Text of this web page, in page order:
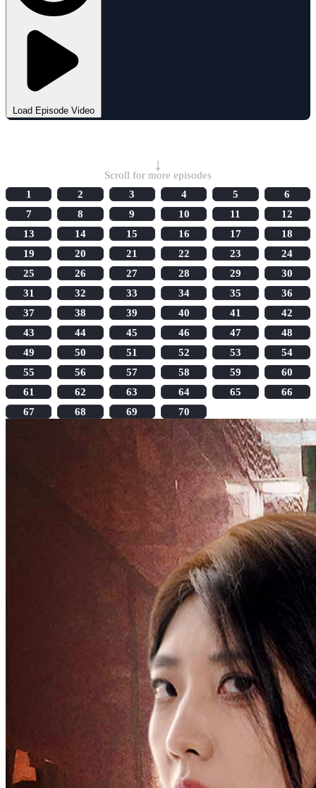
Load Episode Video
↓
Scroll for more episodes
1
2 3 4 5
6
7
8 9 10 11
12
13
14 15 16 17
18
19
20 21 22 23
24
25
26 27 28 29
30
31
32 33 34 35
36
37
38 39 40 41
42
43
44 45 46 47
48
49
50 51 52 53
54
55
56 57 58 59
60
61
62 63 64 65
66
67
68 69 70